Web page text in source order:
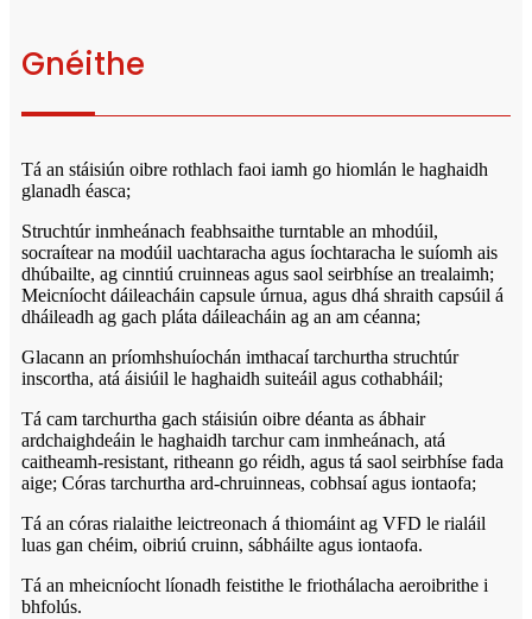
Gnéithe
Tá an stáisiún oibre rothlach faoi iamh go hiomlán le haghaidh
glanadh éasca;
Struchtúr inmheánach feabhsaithe turntable an mhodúil,
socraítear na modúil uachtaracha agus íochtaracha le suíomh ais
dhúbailte, ag cinntiú cruinneas agus saol seirbhíse an trealaimh;
Meicníocht dáileacháin capsule úrnua, agus dhá shraith capsúil á
dháileadh ag gach pláta dáileacháin ag an am céanna;
Glacann an príomhshuíochán imthacaí tarchurtha struchtúr
inscortha, atá áisiúil le haghaidh suiteáil agus cothabháil;
Tá cam tarchurtha gach stáisiún oibre déanta as ábhair
ardchaighdeáin le haghaidh tarchur cam inmheánach, atá
caitheamh-resistant, ritheann go réidh, agus tá saol seirbhíse fada
aige; Córas tarchurtha ard-chruinneas, cobhsaí agus iontaofa;
Tá an córas rialaithe leictreonach á thiomáint ag VFD le rialáil
luas gan chéim, oibriú cruinn, sábháilte agus iontaofa.
Tá an mheicníocht líonadh feistithe le friothálacha aeroibrithe i
bhfolús.